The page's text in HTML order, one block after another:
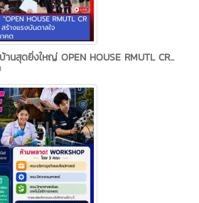
นสุดยิ่งใหญ่ OPEN HOUSE RMUTL CR...